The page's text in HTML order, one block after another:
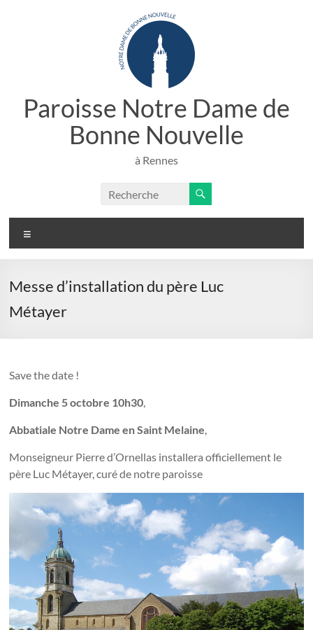
Paroisse Notre Dame de
Bonne Nouvelle
à Rennes
Messe d’installation du père Luc
Métayer
Save the date !
Dimanche 5 octobre 10h30,
Abbatiale Notre Dame en Saint Melaine,
Monseigneur Pierre d’Ornellas installera officiellement le
père Luc Métayer, curé de notre paroisse